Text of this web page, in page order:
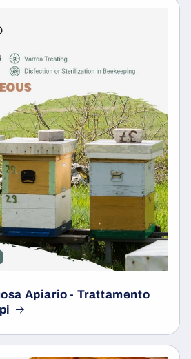
Apiario - Trattamento